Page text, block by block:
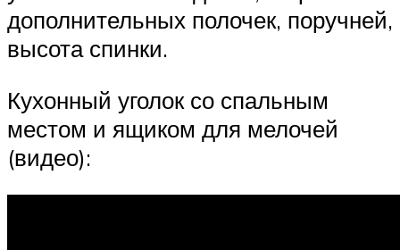
дополнительных полочек, поручней,
высота спинки.
Кухонный уголок со спальным
местом и ящиком для мелочей
(видео):